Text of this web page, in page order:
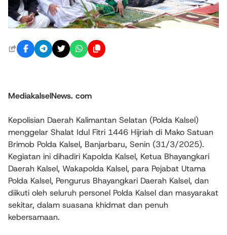
MediakalselNews. com
Kepolisian Daerah Kalimantan Selatan (Polda Kalsel)
menggelar Shalat Idul Fitri 1446 Hijriah di Mako Satuan
Brimob Polda Kalsel, Banjarbaru, Senin (31/3/2025).
Kegiatan ini dihadiri Kapolda Kalsel, Ketua Bhayangkari
Daerah Kalsel, Wakapolda Kalsel, para Pejabat Utama
Polda Kalsel, Pengurus Bhayangkari Daerah Kalsel, dan
diikuti oleh seluruh personel Polda Kalsel dan masyarakat
sekitar, dalam suasana khidmat dan penuh
kebersamaan.